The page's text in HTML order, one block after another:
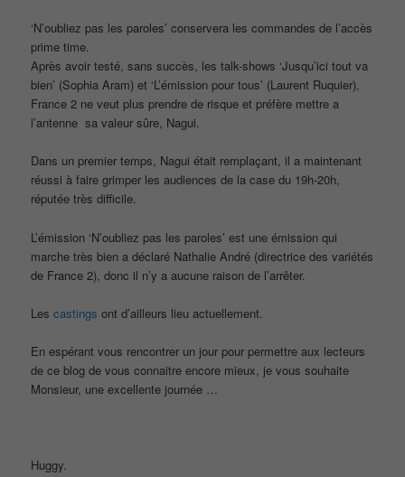
‘N’oubliez pas les paroles’ conservera les commandes de l’accès
prime time.
Après avoir testé, sans succès, les talk-shows ‘Jusqu’ici tout va
bien’ (Sophia Aram) et ‘L’émission pour tous’ (Laurent Ruquier),
France 2 ne veut plus prendre de risque et préfère mettre a
l’antenne sa valeur sûre, Nagui.
Dans un premier temps, Nagui était remplaçant, il a maintenant
réussi à faire grimper les audiences de la case du 19h-20h,
réputée très difficile.
L’émission ‘N’oubliez pas les paroles’ est une émission qui
marche très bien a déclaré Nathalie André (directrice des variétés
de France 2), donc il n’y a aucune raison de l’arrêter.
Lescastingsont d’ailleurs lieu actuellement.
En espérant vous rencontrer un jour pour permettre aux lecteurs
de ce blog de vous connaitre encore mieux, je vous souhaite
Monsieur, une excellente journée …
Huggy.